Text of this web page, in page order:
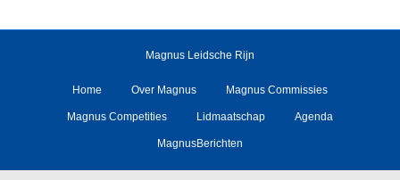
Magnus Leidsche Rijn
Home Over Magnus Magnus Commissies
Magnus Competities Lidmaatschap Agenda
MagnusBerichten